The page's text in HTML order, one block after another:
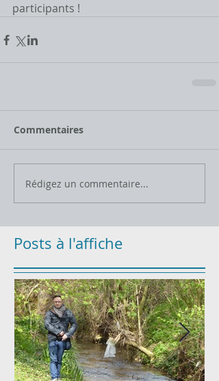
participants !
Commentaires
Rédigez un commentaire...
Posts à l'affiche